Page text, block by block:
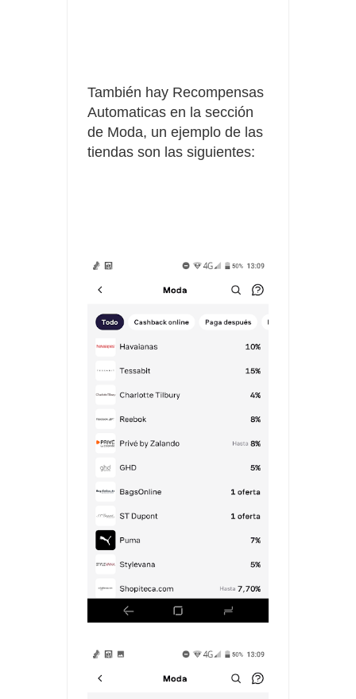
También hay Recompensas
Automaticas en la sección
de Moda, un ejemplo de las
tiendas son las siguientes: